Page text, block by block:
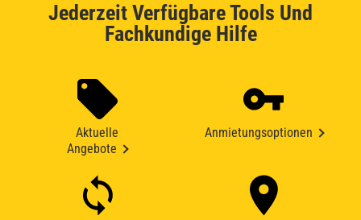
Jederzeit Verfügbare Tools Und
Fachkundige Hilfe
Aktuelle
Angebote
Anmietungsoptionen